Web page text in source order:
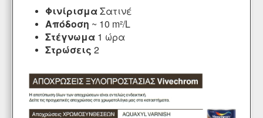
ΦινίρισμαΣατινέ
Απόδοση ~ 10 m²/L
Στέγνωμα 1 ώρα
Στρώσεις 2